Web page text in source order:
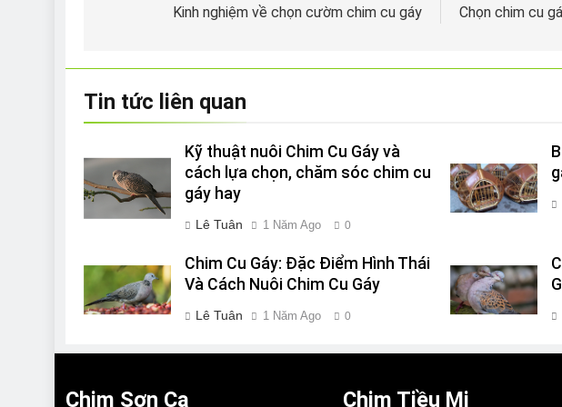
Kinh nghiệm về chọn cườm chim cu gáy
Chọn chim cu
Tin tức liên quan
Kỹ thuật nuôi Chim Cu Gáy và
cách lựa chọn, chăm sóc chim cu
gáy hay
Lê Tuân 1 Năm Ago 0
Chim Cu Gáy: Đặc Điểm Hình Thái
Và Cách Nuôi Chim Cu Gáy
Lê Tuân 1 Năm Ago 0
Chim Sơn Ca Chim Tiều Mi